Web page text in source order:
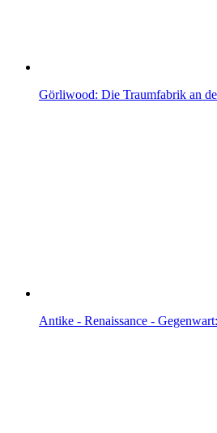
Görliwood: Die Traumfabrik an
Antike - Renaissance -